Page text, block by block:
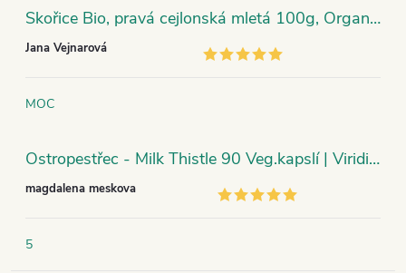
Skořice Bio, pravá cejlonská mletá 100g, Organic India
Jana Vejnarová
MOC
Ostropestřec - Milk Thistle 90 Veg.kapslí | Viridian
magdalena meskova
5